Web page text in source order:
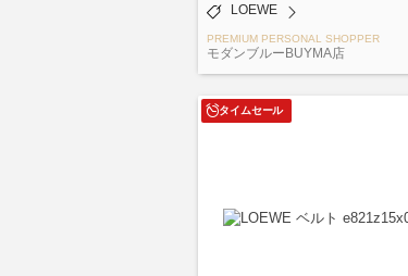
LOEWE
PREMIUM PERSONAL SHOPPER
モダンブルーBUYMA店
タイムセール